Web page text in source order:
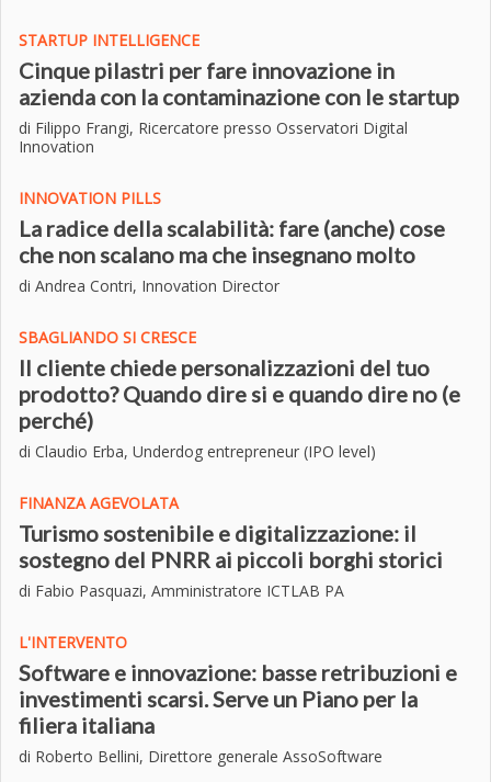
STARTUP INTELLIGENCE
Cinque pilastri per fare innovazione in
azienda con la contaminazione con le startup
di Filippo Frangi, Ricercatore presso Osservatori Digital
Innovation
INNOVATION PILLS
La radice della scalabilità: fare (anche) cose
che non scalano ma che insegnano molto
di Andrea Contri, Innovation Director
SBAGLIANDO SI CRESCE
Il cliente chiede personalizzazioni del tuo
prodotto? Quando dire si e quando dire no (e
perché)
di Claudio Erba, Underdog entrepreneur (IPO level)
FINANZA AGEVOLATA
Turismo sostenibile e digitalizzazione: il
sostegno del PNRR ai piccoli borghi storici
di Fabio Pasquazi, Amministratore ICTLAB PA
L'INTERVENTO
Software e innovazione: basse retribuzioni e
investimenti scarsi. Serve un Piano per la
filiera italiana
di Roberto Bellini, Direttore generale AssoSoftware